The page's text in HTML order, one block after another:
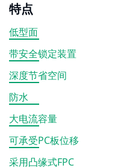
特点
低型面
带安全锁定装置
深度节省空间
防水
大电流容量
可承受PC板位移
采用凸缘式FPC